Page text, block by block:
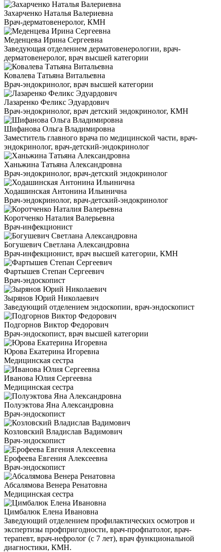
Захарченко Наталья Валериевна
Врач-дерматовенеролог, КМН
Меденцева Ирина Сергеевна
Заведующая отделением дерматовенерологии, врач-
дерматовенеролог, врач высшей категории
Ковалева Татьяна Витальевна
Врач-эндокринолог, врач высшей категории
Лазаренко Феликс Эдуардович
Врач-эндокринолог, врач детский эндокринолог, КМН
Шифанова Ольга Владимировна
Заместитель главного врача по медицинской части, врач-
эндокринолог, врач-детский-эндокринолог
Ханьжина Татьяна Александровна
Врач-эндокринолог, врач-детский эндокринолог
Ходашинская Антонина Ильинична
Врач-эндокринолог, врач-детский-эндокринолог
Коротченко Наталия Валерьевна
Врач-инфекционист
Богушевич Светлана Александровна
Врач-инфекционист, врач высшей категории, КМН
Фартышев Степан Сергеевич
Врач-эндоскопист
Зырянов Юрий Николаевич
Заведующий отделением эндоскопии, врач-эндоскопист
Подгорнов Виктор Федорович
Врач-эндоскопист, врач высшей категории
Юрова Екатерина Игоревна
Медицинская сестра
Иванова Юлия Сергеевна
Медицинская сестра
Полуэктова Яна Александровна
Врач-эндоскопист
Козловский Владислав Вадимович
Врач-эндоскопист
Ерофеева Евгения Алексеевна
Врач-эндоскопист
Абсалямова Венера Ренатовна
Медицинская сестра
Цимбалюк Елена Ивановна
Заведующий отделением профилактических осмотров и
экспертизы профпригодности, врач-профпатолог, врач-
терапевт, врач-нефролог (с 7 лет), врач функциональной
диагностики, КМН.